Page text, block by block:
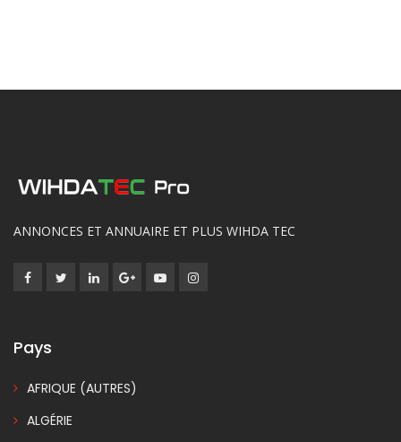
ANNONCES ET ANNUAIRE ET PLUS WIHDA TEC
Pays
AFRIQUE (AUTRES)
ALGÉRIE